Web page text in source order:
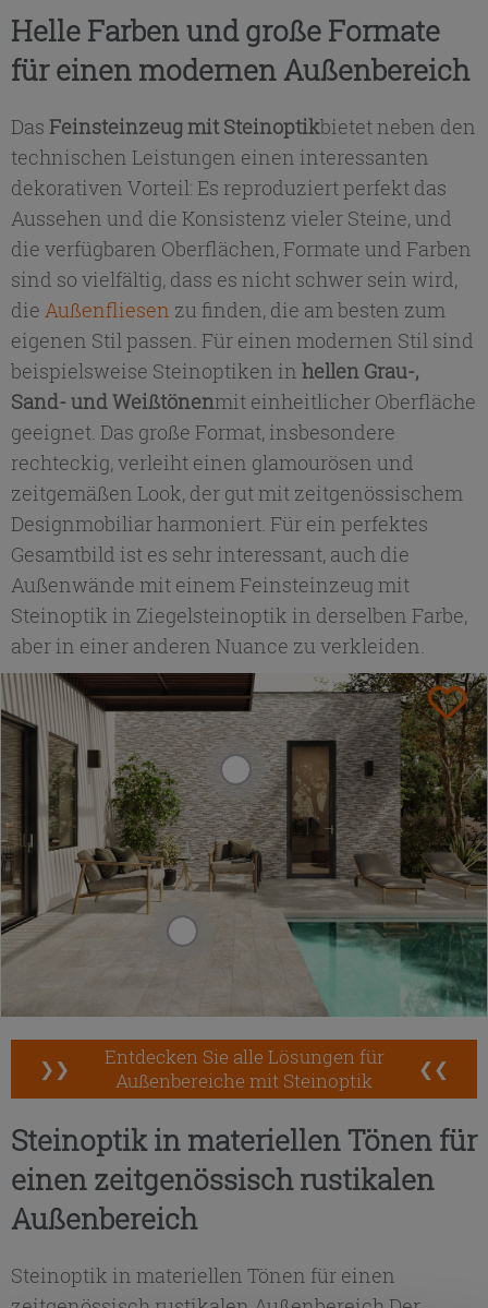
Helle Farben und große Formate
für einen modernen Außenbereich
Das Feinsteinzeug mit Steinoptikbietet neben den
technischen Leistungen einen interessanten
dekorativen Vorteil: Es reproduziert perfekt das
Aussehen und die Konsistenz vieler Steine, und
die verfügbaren Oberflächen, Formate und Farben
sind so vielfältig, dass es nicht schwer sein wird,
die Außenfliesen zu finden, die am besten zum
eigenen Stil passen. Für einen modernen Stil sind
beispielsweise Steinoptiken in hellen Grau-,
Sand- und Weißtönenmit einheitlicher Oberfläche
geeignet. Das große Format, insbesondere
rechteckig, verleiht einen glamourösen und
zeitgemäßen Look, der gut mit zeitgenössischem
Designmobiliar harmoniert. Für ein perfektes
Gesamtbild ist es sehr interessant, auch die
Außenwände mit einem Feinsteinzeug mit
Steinoptik in Ziegelsteinoptik in derselben Farbe,
aber in einer anderen Nuance zu verkleiden.
❯❯
Entdecken Sie alle Lösungen für
Außenbereiche mit Steinoptik
❮❮
Steinoptik in materiellen Tönen für
einen zeitgenössisch rustikalen
Außenbereich
Steinoptik in materiellen Tönen für einen